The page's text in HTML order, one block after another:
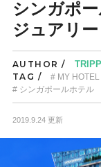
シンガポ
ジュアリ
AUTHOR /
TAG / MY
シンガポールホテル
2019.9.24 更新